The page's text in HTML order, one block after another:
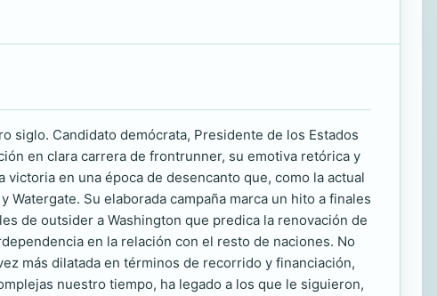
siglo. Candidato demócrata, Presidente de los Estados
en clara carrera de frontrunner, su emotiva retórica y
en una época de desencanto que, como la actual
Su elaborada campaña marca un hito a finales
de outsider a Washington que predica la renovación de
en la relación con el resto de naciones. No
más dilatada en términos de recorrido y financiación,
nuestro tiempo, ha legado a los que le siguieron,